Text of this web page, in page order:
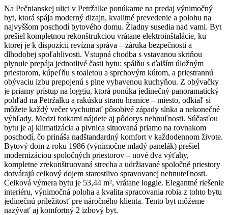
Na Pečnianskej ulici v Petržalke ponúkame na predaj výnimočný
byt, ktorá spája moderný dizajn, kvalitné prevedenie a polohu na
najvyššom poschodí bytového domu. Žiadny susedia nad vami. Byt
prešiel kompletnou rekonštrukciou vrátane elektroinštalácie, ku
ktorej je k dispozícii revízna správa – záruka bezpečnosti a
dlhodobej spoľahlivosti. Vstupná chodba s vstavanou skriňou
plynule prepája jednotlivé časti bytu: spálňu s ďalším úložným
priestorom, kúpeľňu s toaletou a sprchovým kútom, a priestrannú
obývaciu izbu prepojenú s plne vybavenou kuchyňou. Z obývačky
je priamy prístup na loggiu, ktorá ponúka jedinečný panoramatický
pohľad na Petržalku a rakúsku stranu hranice – miesto, odkiaľ si
môžete každý večer vychutnať pôsobivé západy slnka a nekonečné
výhľady. Medzi fotkami nájdete aj pôdorys nehnuľnosti. Súčasťou
bytu je aj klimatizácia a pivnica situovaná priamo na rovnakom
poschodí, čo prináša nadštandardný komfort v každodennom živote.
Bytový dom z roku 1986 (výnimočne mladý panelák) prešiel
modernizáciou spoločných priestorov – nové dva výťahy,
kompletne zrekonštruovaná strecha a udržiavané spoločné priestory
dotvárajú celkový dojem starostlivo spravovanej nehnuteľnosti.
Celková výmera bytu je 53,44 m², vrátane loggie. Elegantné riešenie
interiéru, výnimočná poloha a kvalita spracovania robia z tohto bytu
jedinečnú príležitosť pre náročného klienta. Tento byt môžeme
nazývať aj komfortný 2 izbový byt.